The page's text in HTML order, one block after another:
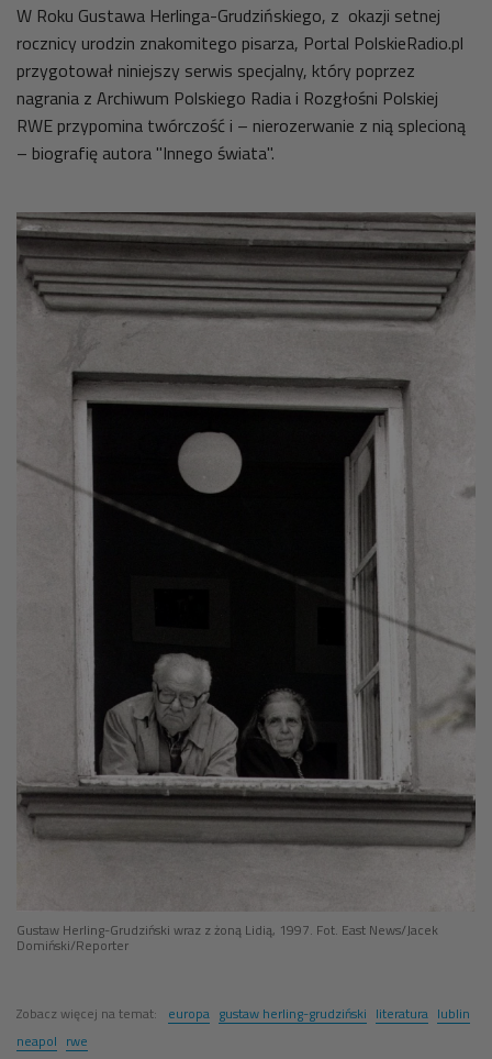
W Roku Gustawa Herlinga-Grudzińskiego, z okazji setnej
rocznicy urodzin znakomitego pisarza, Portal PolskieRadio.pl
przygotował niniejszy serwis specjalny, który poprzez
nagrania z Archiwum Polskiego Radia i Rozgłośni Polskiej
RWE przypomina twórczość i – nierozerwanie z nią splecioną
– biografię autora "Innego świata".
Gustaw Herling-Grudziński wraz z żoną Lidią, 1997. Fot. East News/Jacek
Domiński/Reporter
Zobacz więcej na temat: europa gustaw herling-grudziński literatura lublin
neapol rwe